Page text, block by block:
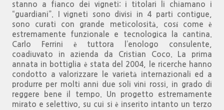
stanno a fianco dei vigneti: i titolari li chiamano i
“guardiani”. I vigneti sono divisi in 4 parti contigue,
sono curati con grande meticolosità, cosí come è
estremamente funzionale e tecnologica la cantina.
Carlo Ferrini è tuttora l’enologo consulente,
coadiuvato in azienda da Cristian Coco. La prima
annata in bottiglia è stata del 2004, le ricerche hanno
condotto a valorizzare le varietà internazionali ed a
produrre per molti anni due soli vini rossi, in grado di
reggere bene il tempo. Un progetto estremamente
mirato e selettivo, su cui si è inserito intanto un terzo